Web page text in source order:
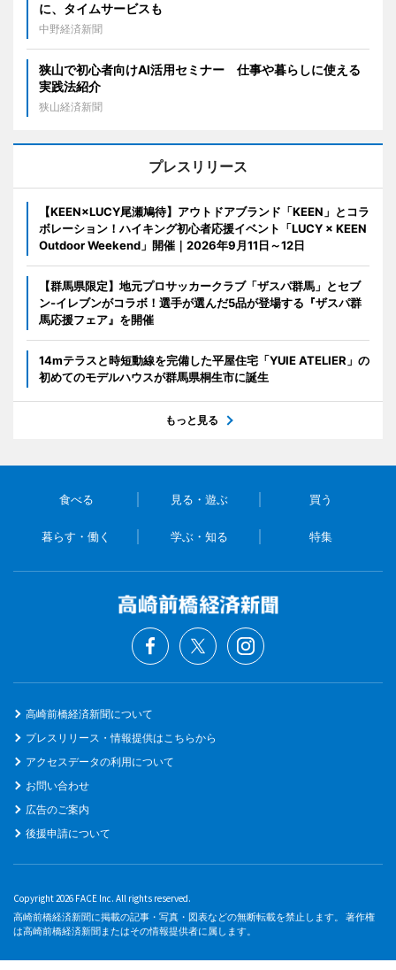
に、タイムサービスも
中野経済新聞
狭山で初心者向けAI活用セミナー 仕事や暮らしに使える
実践法紹介
狭山経済新聞
プレスリリース
【KEEN×LUCY尾瀬鳩待】アウトドアブランド「KEEN」とコラ
ボレーション！ハイキング初心者応援イベント「LUCY × KEEN
Outdoor Weekend」開催｜2026年9月11日～12日
【群馬県限定】地元プロサッカークラブ「ザスパ群馬」とセブ
ン‐イレブンがコラボ！選手が選んだ5品が登場する『ザスパ群
馬応援フェア』を開催
14mテラスと時短動線を完備した平屋住宅「YUIE ATELIER」の
初めてのモデルハウスが群馬県桐生市に誕生
もっと見る
食べる 見る・遊ぶ 買う
暮らす・働く 学ぶ・知る 特集
高崎前橋経済新聞について
プレスリリース・情報提供はこちらから
アクセスデータの利用について
お問い合わせ
広告のご案内
後援申請について
Copyright 2026 FACE Inc. All rights reserved.
高崎前橋経済新聞に掲載の記事・写真・図表などの無断転載を禁止します。 著作権
は高崎前橋経済新聞またはその情報提供者に属します。